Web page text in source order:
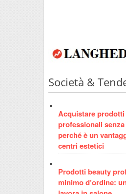
Società &
Acquistare prodotti
professionali
perché è un
centri estetici
Prodotti beauty
minimo d’ordine: